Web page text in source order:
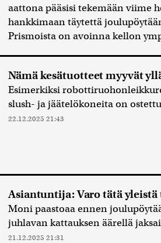
aattona pääsisi tekemään viime
hankkimaan täytettä
Prismoista on avoinna kellon
Nämä kesätuotteet myyvät
Esimerkiksi
slush- ja jäätelökoneita on
22.12.2025 21:43
Asiantuntija: Varo tätä yleistä
Moni paastoaa ennen
juhlavan kattauksen äärellä
21.12.2025 21:31